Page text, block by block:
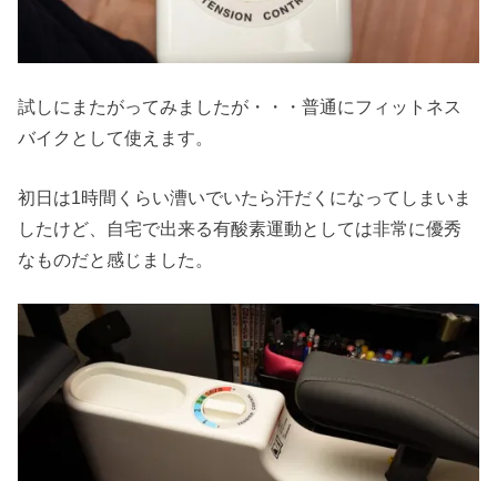
試しにまたがってみましたが・・・普通にフィットネス
バイクとして使えます。
初日は1時間くらい漕いでいたら汗だくになってしまいま
したけど、自宅で出来る有酸素運動としては非常に優秀
なものだと感じました。